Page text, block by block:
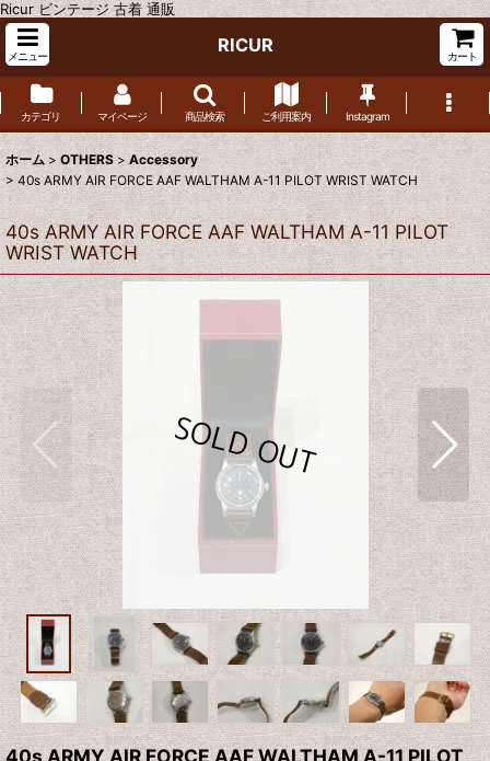
Ricur ビンテージ 古着 通販
メニュー
RICUR
カート
カテゴリ マイページ 商品検索 ご利用案内 Instagram
ホーム > OTHERS > Accessory
> 40s ARMY AIR FORCE AAF WALTHAM A-11 PILOT WRIST WATCH
40s ARMY AIR FORCE AAF WALTHAM A-11 PILOT
WRIST WATCH
40s ARMY AIR FORCE AAF WALTHAM A-11 PILOT